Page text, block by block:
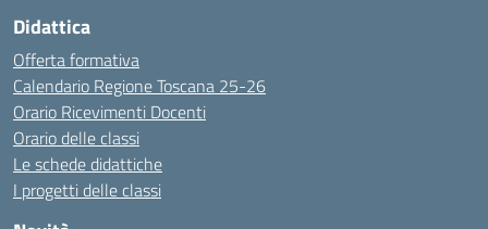
Didattica
Offerta formativa
Calendario Regione Toscana 25-26
Orario Ricevimenti Docenti
Orario delle classi
Le schede didattiche
I progetti delle classi